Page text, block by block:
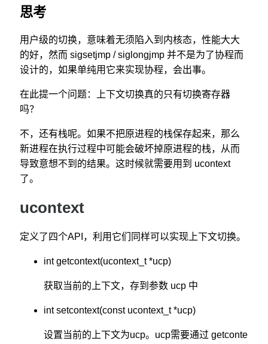
思考
用户级的切换，意味着无须陷入到内核态，性能大大
的好，然而 sigsetjmp / siglongjmp 并不是为了协程而
设计的，如果单纯用它来实现协程，会出事。
在此提一个问题：上下文切换真的只有切换寄存器
吗？
不，还有栈呢。如果不把原进程的栈保存起来，那么
新进程在执行过程中可能会破坏掉原进程的栈，从而
导致意想不到的结果。这时候就需要用到 ucontext
了。
ucontext
定义了四个API，利用它们同样可以实现上下文切换。
int getcontext(ucontext_t *ucp)
获取当前的上下文，存到参数 ucp 中
int setcontext(const ucontext_t *ucp)
设置当前的上下文为ucp。ucp需要通过 getconte